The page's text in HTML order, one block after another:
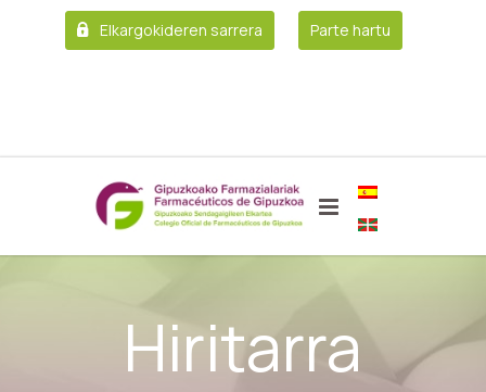
Elkargokideren sarrera Parte hartu
Hiritarra